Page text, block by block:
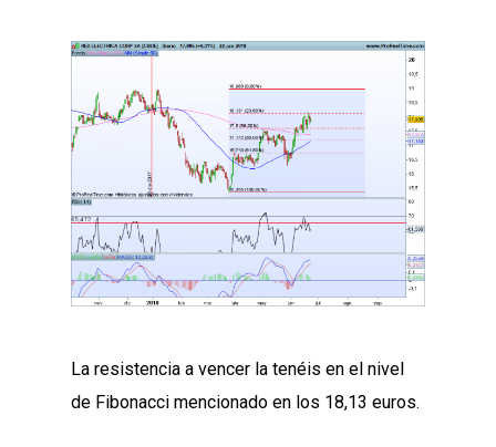
La resistencia a vencer la tenéis en el nivel
de Fibonacci mencionado en los 18,13 euros.